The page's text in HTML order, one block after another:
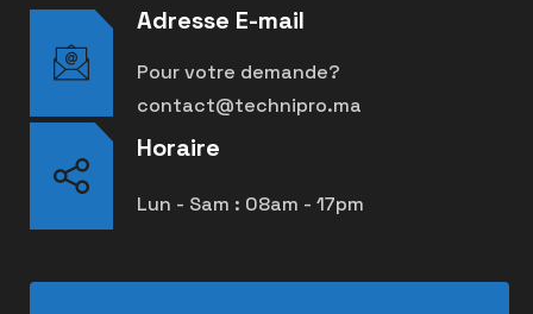
Adresse E-mail
Pour votre demande?
contact@technipro.ma
Horaire
Lun - Sam : 08am - 17pm